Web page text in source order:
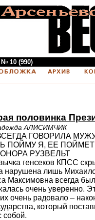
№ 10 (990)
половинка
АЛИСИМЧИК
ГОВОРИЛА
ПОЙМУ Я, ЕЕ ПОЙМЕТ
РУЗВЕЛЬТ
генсеков КПСС
нарушена лишь
Максимовна всегда
очень уверенно.
очень радовало –
который
собой.